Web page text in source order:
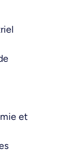
et